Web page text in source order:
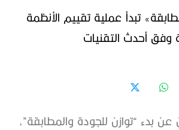
تبدأ عملية تقييم الأنظمة
وفق أحدث التقنيات
بدء “توازن للجودة والمطابقة”،